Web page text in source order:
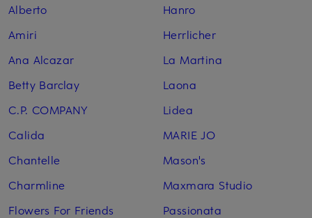
Alberto
Amiri
Ana Alcazar
Betty Barclay
C.P. COMPANY
Calida
Chantelle
Charmline
Flowers For Friends
Hanro
Herrlicher
La Martina
Laona
Lidea
MARIE JO
Mason's
Maxmara Studio
Passionata